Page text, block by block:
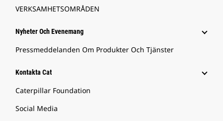
VERKSAMHETSOMRÅDEN
Nyheter Och Evenemang
Pressmeddelanden Om Produkter Och Tjänster
Kontakta Cat
Caterpillar Foundation
Social Media